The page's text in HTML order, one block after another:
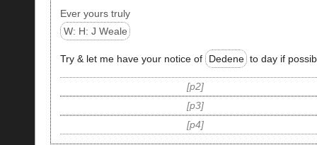
Ever yours truly
W: H: J Weale
Try & let me have your notice of Dedene to day if
p2
p3
p4